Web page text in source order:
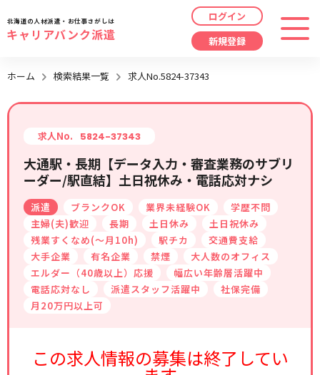
職種 指定なし
給与 時給/日給/月給から選択
こだわり 指定なし
キーワード 指定なし
最近見た求人
最近利用した検索条件
検索履歴はありません。
北海道の人材派遣・お仕事さがしは
キャリアバンク派遣
ログイン
新規登録
ホーム 検索結果一覧 求人No.5824-37343
求人No. 5824-37343
大通駅・長期【データ入力・審査業務のサブリ
ーダー/駅直結】土日祝休み・電話応対ナシ
派遣 ブランクOK 業界未経験OK
学歴不問
主婦(夫)歓迎
長期 土日休み
土日祝休み
残業すくなめ(～月10h)
駅チカ
交通費支給
大手企業
有名企業 禁煙
大人数のオフィス
エルダー（40歳以上）応援
幅広い年齢層活躍中
電話応対なし
派遣スタッフ活躍中
社保完備
月20万円以上可
この求人情報の募集は終了してい